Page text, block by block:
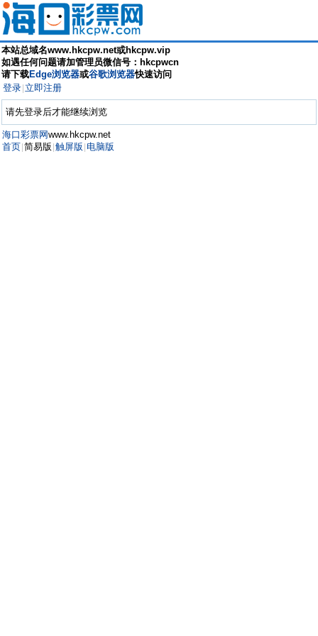
本站总域名www.hkcpw.net或hkcpw.vip
如遇任何问题请加管理员微信号：hkcpwcn
请下载Edge浏览器或谷歌浏览器快速访问
登录 立即注册
请先登录后才能继续浏览
海口彩票网www.hkcpw.net
首页 简易版 触屏版 电脑版